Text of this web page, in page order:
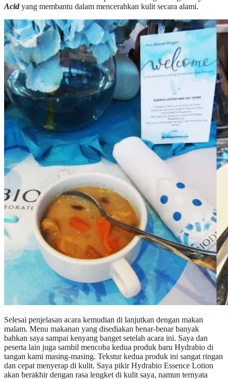
Acidyang membantu dalam mencerahkan kulit secara alami.
Selesai penjelasan acara kemudian di lanjutkan dengan makan
malam. Menu makanan yang disediakan benar-benar banyak
bahkan saya sampai kenyang banget setelah acara ini. Saya dan
peserta lain juga sambil mencoba kedua produk baru Hydrabio di
tangan kami masing-masing. Tekstur kedua produk ini sangat ringan
dan cepat menyerap di kulit. Saya pikir Hydrabio Essence Lotion
akan berakhir dengan rasa lengket di kulit saya, namun ternyata